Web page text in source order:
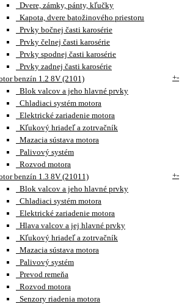
Dvere, zámky, pánty, kľučky
Kapota, dvere batožinového priestoru
Prvky bočnej časti karosérie
Prvky čelnej časti karosérie
Prvky spodnej časti karosérie
Prvky zadnej časti karosérie
benzín 1.2 8V (2101)
+-
Blok valcov a jeho hlavné prvky
Chladiaci systém motora
Elektrické zariadenie motora
Kľukový hriadeľ a zotrvačník
Mazacia sústava motora
Palivový systém
Rozvod motora
benzín 1.3 8V (21011)
+-
Blok valcov a jeho hlavné prvky
Chladiaci systém motora
Elektrické zariadenie motora
Hlava valcov a jej hlavné prvky
Kľukový hriadeľ a zotrvačník
Mazacia sústava motora
Palivový systém
Prevod remeňa
Rozvod motora
Senzory riadenia motora